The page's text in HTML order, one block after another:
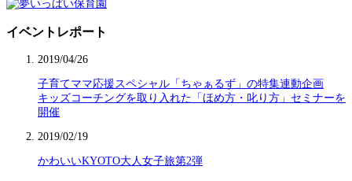
イベントレポート
2019/04/26
子育てママ応援スペシャル「ちゃぁるず」の特集連動企画
キッズコーチングを取り入れた「ほめ方・叱り方」セミナーを
開催
2019/02/19
かわいいKYOTO大人女子旅第2弾